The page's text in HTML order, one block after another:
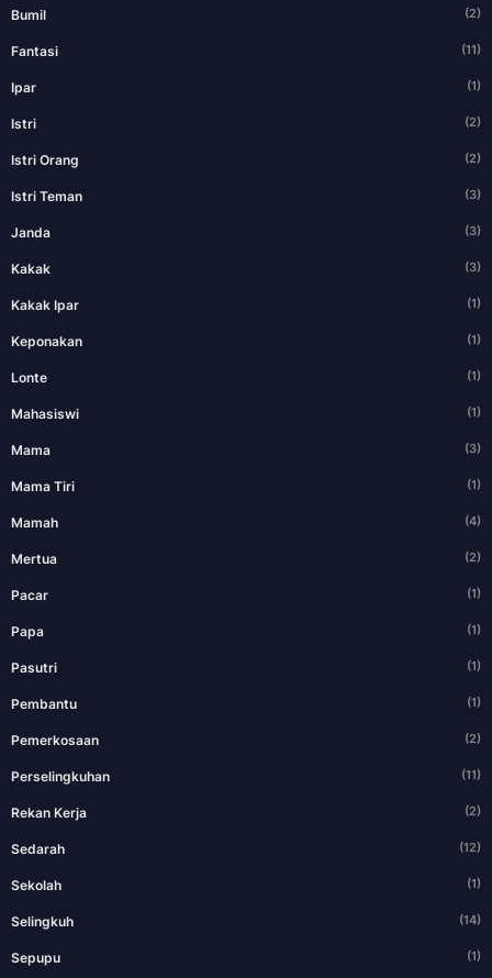
Bumil (2)
Fantasi (11)
Ipar (1)
Istri (2)
Istri Orang (2)
Istri Teman (3)
Janda (3)
Kakak (3)
Kakak Ipar (1)
Keponakan (1)
Lonte (1)
Mahasiswi (1)
Mama (3)
Mama Tiri (1)
Mamah (4)
Mertua (2)
Pacar (1)
Papa (1)
Pasutri (1)
Pembantu (1)
Pemerkosaan (2)
Perselingkuhan (11)
Rekan Kerja (2)
Sedarah (12)
Sekolah (1)
Selingkuh (14)
Sepupu (1)